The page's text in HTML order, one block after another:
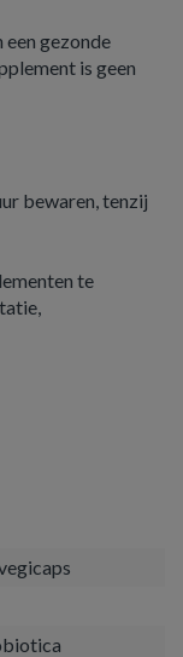
een gezonde
is geen
bewaren, tenzij
te